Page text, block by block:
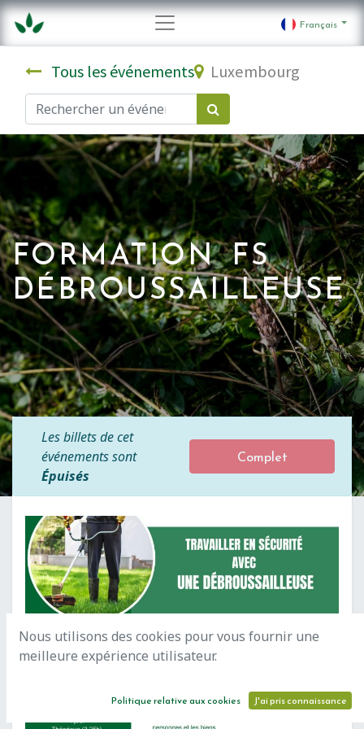
Français
Tous les événements Luxembourg
FORMATION FS
DÉBROUSSAILLEUSE
Les billets de cet
événements sont
Épuisés
Complet
Nous utilisons des cookies pour vous fournir une
meilleure expérience utilisateur.
Politique relative aux cookies J'ai pris connaissance